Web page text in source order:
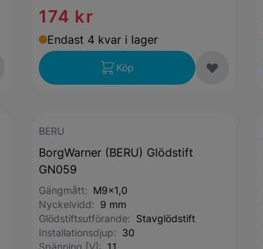
174 kr
Endast 4 kvar i lager
Köp
BERU
BorgWarner (BERU) Glödstift
GN059
Gängmått: M9x1,0
Nyckelvidd: 9 mm
Glödstiftsutförande: Stavglödstift
Installationsdjup: 30
Spänning [V]: 11